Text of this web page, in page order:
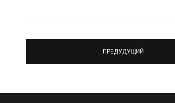
ПРЕДУДУЩИЙ